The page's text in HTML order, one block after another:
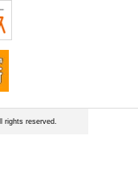
rights reserved.